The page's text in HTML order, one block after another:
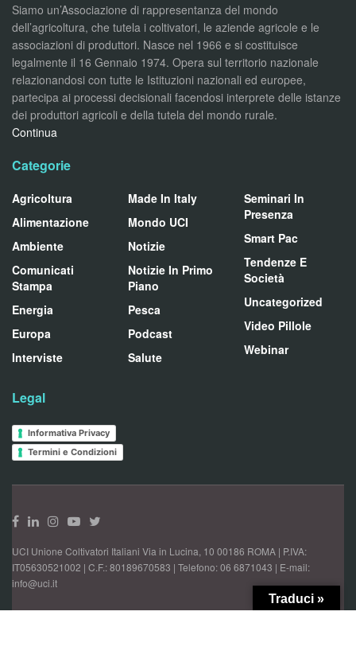
Siamo un’Associazione di rappresentanza del mondo
dell’agricoltura, che tutela i coltivatori, le aziende agricole e le
associazioni di produttori. Nasce nel 1966 e si costituisce
legalmente il 16 Gennaio 1974. Opera sul territorio nazionale
relazionandosi con tutte le Istituzioni nazionali ed europee,
partecipa ai processi decisionali facendosi interprete delle istanze
dei produttori agricoli e della tutela del mondo rurale.
Continua
Categorie
Agricoltura
Alimentazione
Ambiente
Comunicati
Stampa
Energia
Europa
Interviste
Made In Italy
Mondo UCI
Notizie
Notizie In Primo
Piano
Pesca
Podcast
Salute
Seminari In
Presenza
Smart Pac
Tendenze E
Società
Uncategorized
Video Pillole
Webinar
Legal
Informativa Privacy
Termini e Condizioni
UCI Unione Coltivatori Italiani Via in Lucina, 10 00186 ROMA | P.IVA:
IT05630521002 | C.F.: 80189670583 | Telefono: 06 6871043 | E-mail:
info@uci.it
Traduci »